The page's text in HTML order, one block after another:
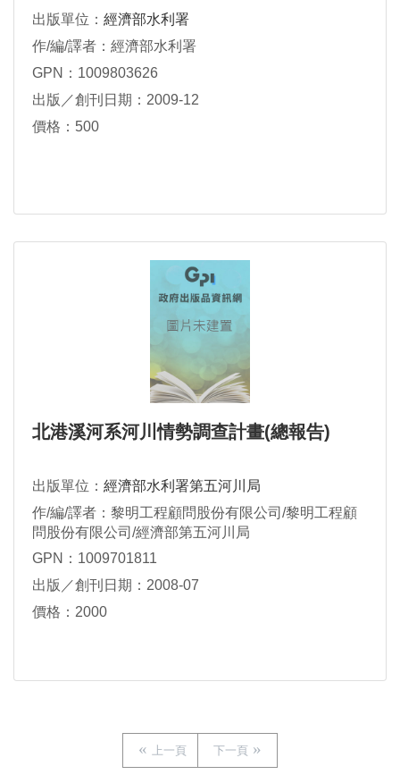
出版單位： 經濟部水利署
作/編/譯者：經濟部水利署
GPN：1009803626
出版／創刊日期：2009-12
價格：500
北港溪河系河川情勢調查計畫(總報告)
出版單位： 經濟部水利署第五河川局
作/編/譯者：黎明工程顧問股份有限公司/黎明工程顧
問股份有限公司/經濟部第五河川局
GPN：1009701811
出版／創刊日期：2008-07
價格：2000
上一頁 下一頁